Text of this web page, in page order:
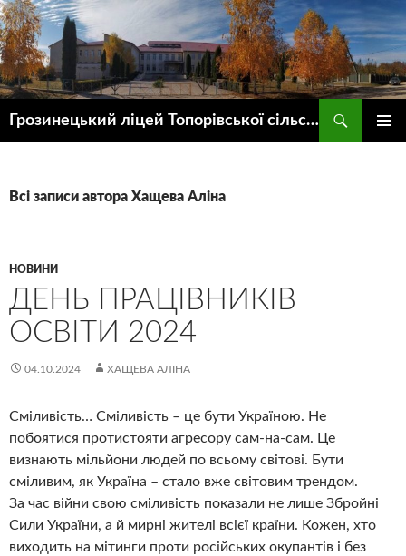
Грозинецький ліцей Топорівської сільської ради
Всі записи автора Хащева Аліна
НОВИНИ
ДЕНЬ ПРАЦІВНИКІВ
ОСВІТИ 2024
04.10.2024 ХАЩЕВА АЛІНА
Сміливість… Сміливість – це бути Україною. Не
побоятися протистояти агресору сам-на-сам. Це
визнають мільйони людей по всьому світові. Бути
сміливим, як Україна – стало вже світовим трендом.
За час війни свою сміливість показали не лише Збройні
Сили України, а й мирні жителі всієї країни. Кожен, хто
виходить на мітинги проти російських окупантів і без